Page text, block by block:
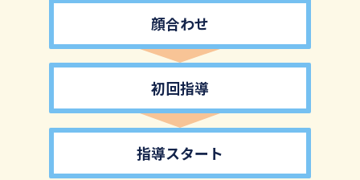
顔合わせ
初回指導
指導スタート